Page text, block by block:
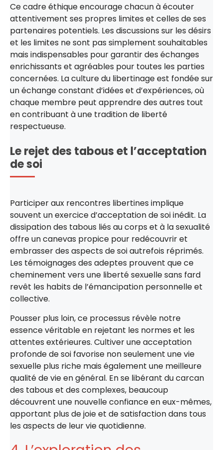
Ce cadre éthique encourage chacun à écouter
attentivement ses propres limites et celles de ses
partenaires potentiels. Les discussions sur les désirs
et les limites ne sont pas simplement souhaitables
mais indispensables pour garantir des échanges
enrichissants et agréables pour toutes les parties
concernées. La culture du libertinage est fondée sur
un échange constant d’idées et d’expériences, où
chaque membre peut apprendre des autres tout
en contribuant à une tradition de liberté
respectueuse.
Le rejet des tabous et l’acceptation
de soi
Participer aux rencontres libertines implique
souvent un exercice d’acceptation de soi inédit. La
dissipation des tabous liés au corps et à la sexualité
offre un canevas propice pour redécouvrir et
embrasser des aspects de soi autrefois réprimés.
Les témoignages des adeptes prouvent que ce
cheminement vers une liberté sexuelle sans fard
revêt les habits de l’émancipation personnelle et
collective.
Pousser plus loin, ce processus révèle notre
essence véritable en rejetant les normes et les
attentes extérieures. Cultiver une acceptation
profonde de soi favorise non seulement une vie
sexuelle plus riche mais également une meilleure
qualité de vie en général. En se libérant du carcan
des tabous et des complexes, beaucoup
découvrent une nouvelle confiance en eux-mêmes,
apportant plus de joie et de satisfaction dans tous
les aspects de leur vie quotidienne.